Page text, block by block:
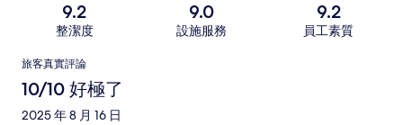
9.2
整潔度
9.0
設施服務
9.2
員工素質
評
論
旅客真實評論
10/10 好極了
2025 年 8 月 16 日